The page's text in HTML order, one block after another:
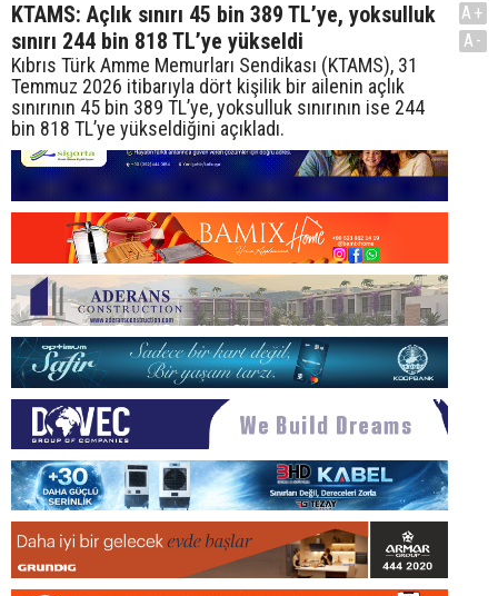
KTAMS: Açlık sınırı 45 bin 389 TL’ye, yoksulluk
sınırı 244 bin 818 TL’ye yükseldi
Kıbrıs Türk Amme Memurları Sendikası (KTAMS), 31
Temmuz 2026 itibarıyla dört kişilik bir ailenin açlık
sınırının 45 bin 389 TL’ye, yoksulluk sınırının ise 244
bin 818 TL’ye yükseldiğini açıkladı.
A+
A-